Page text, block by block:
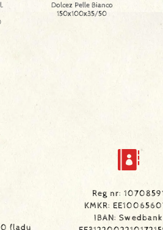
Dolcez Pelle Bianco
150x100x35/50
(ladu
Reg nr:
KMKR:
IBAN: Swedbank